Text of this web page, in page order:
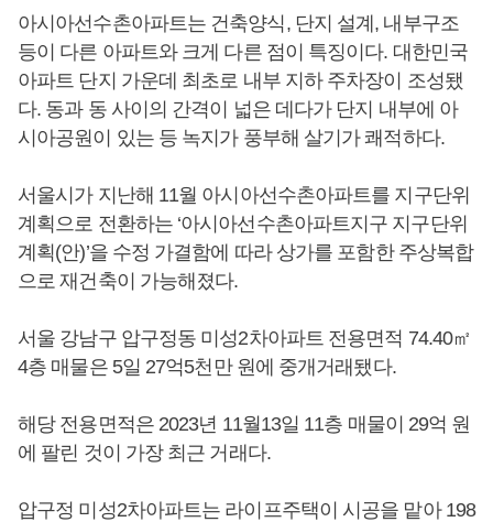
아시아선수촌아파트는 건축양식, 단지 설계, 내부구조
등이 다른 아파트와 크게 다른 점이 특징이다. 대한민국
아파트 단지 가운데 최초로 내부 지하 주차장이 조성됐
다. 동과 동 사이의 간격이 넓은 데다가 단지 내부에 아
시아공원이 있는 등 녹지가 풍부해 살기가 쾌적하다.
서울시가 지난해 11월 아시아선수촌아파트를 지구단위
계획으로 전환하는 ‘아시아선수촌아파트지구 지구단위
계획(안)’을 수정 가결함에 따라 상가를 포함한 주상복합
으로 재건축이 가능해졌다.
서울 강남구 압구정동 미성2차아파트 전용면적 74.40㎡
4층 매물은 5일 27억5천만 원에 중개거래됐다.
해당 전용면적은 2023년 11월13일 11층 매물이 29억 원
에 팔린 것이 가장 최근 거래다.
압구정 미성2차아파트는 라이프주택이 시공을 맡아 198